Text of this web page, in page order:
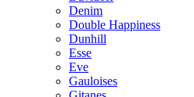
Denim
Double Happiness
Dunhill
Esse
Eve
Gauloises